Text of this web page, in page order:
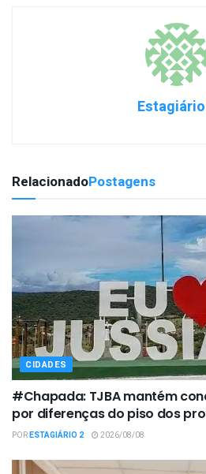
Estagiário
RelacionadoPostagens
CIDADES
#Chapada: TJBA mantém
por diferenças do piso dos
PORESTAGIÁRIO 2 2026/08/08